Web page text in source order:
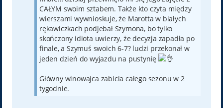
CAŁYM swoim sztabem. Także kto czyta między
wierszami wywnioskuje, że Marotta w białych
rękawiczkach podjebał Szymona, bo tylko
skończony idiota uwierzy, że decyzja zapadła po
finale, a Szymuś swoich 6-7? ludzi przekonał w
jeden dzień do wyjazdu na pustynię
Główny winowajca zabicia całego sezonu w 2
tygodnie.